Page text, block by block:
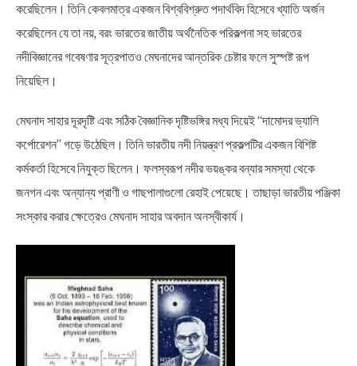
করেছিলেন। তিনি কেবলমাত্র একজন বিশ্ববিশ্রুত পদার্থবিদ হিসেবে খ্যাতি অর্জন
করেছিলেন যে তা নয়, বরং ভারতের জাতীয় অর্থনৈতিক পরিকল্পনা সহ ভারতের
নদীবিজ্ঞানের গবেষণার সূত্রপাতও মেঘনাদের আন্তরিক চেষ্টার ফলে সুস্পষ্ট রূপ
নিয়েছিল।
মেঘনাদ সাহার দূরদৃষ্টি এবং সঠিক বৈজ্ঞানিক দৃষ্টিভঙ্গির মধ্য দিয়েই “দামােদর ভ্যালি
কর্পোরেশন” গড়ে উঠেছিল। তিনি ভারতীয় নদী নিয়ন্ত্রণ প্রকল্পটির একজন বিশিষ্ট
কর্মকর্তা হিসেবে নিযুক্ত ছিলেন। ফলস্বরূপ নদীর ভয়ঙ্কর বন্যার সমস্যা থেকে
জনগন এবং অন্যান্য প্রাণী ও গাছপালাগুলো রেহাই পেয়েছে। তাছাড়া ভারতীয় পঞ্জিকা
সংস্কার করার ক্ষেত্রেও মেঘনাদ সাহার অবদান অনস্বীকার্য।